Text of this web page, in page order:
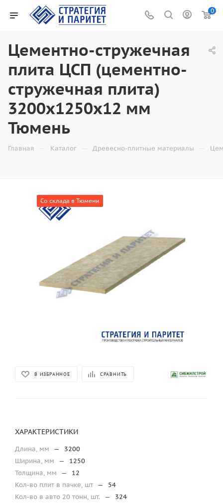
0
Цементно-стружечная
плита ЦСП (цементно-
стружечная плита)
3200х1250х12 мм
Тюмень
Главная — Каталог — Древесно-плитные материалы —
Со склада в Тюмени
В ИЗБРАННОЕ СРАВНИТЬ
ХАРАКТЕРИСТИКИ
Длина, мм —
3200
Ширина, мм
—
1250
Толщина, мм
—
12
Кол-во плит в пачке, шт —
54
Кол-во в авто 20 тонн, шт.
—
324